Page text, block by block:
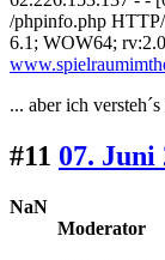
/phpinfo.php
6.1; WOW64;
... aber ich
#11 07. Juni
NaN
Moderator